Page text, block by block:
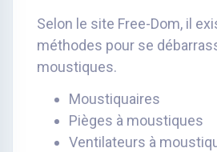
Selon le site Free-Dom, il
méthodes pour se
moustiques.
Moustiquaires
Pièges à moustiques
Ventilateurs à